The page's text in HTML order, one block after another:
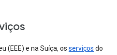
(EEE) e na Suíça, os serviços do